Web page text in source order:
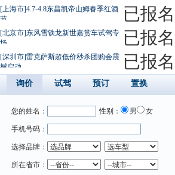
[上海市]4.7-4.8东昌凯帝山姆春季红酒
节
已报名
[北京市]东风雪铁龙新世嘉赏车试驾专
场
已报名
[深圳市]雷克萨斯超低价秒杀团购会震
撼启动
已报名
询价 试驾 预订 置换
您的姓名： 性别： 男 女
手机号码：
选择品牌：
所在省市：